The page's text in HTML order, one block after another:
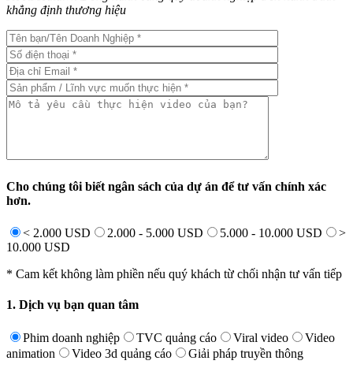
khẳng định thương hiệu
Cho chúng tôi biết ngân sách của dự án để tư vấn chính xác
hơn.
< 2.000 USD 2.000 - 5.000 USD 5.000 - 10.000 USD
>
10.000 USD
* Cam kết không làm phiền nếu quý khách từ chối nhận tư vấn tiếp
1. Dịch vụ bạn quan tâm
Phim doanh nghiệp TVC quảng cáo Viral video
Video
animation
Video 3d quảng cáo Giải pháp truyền thông